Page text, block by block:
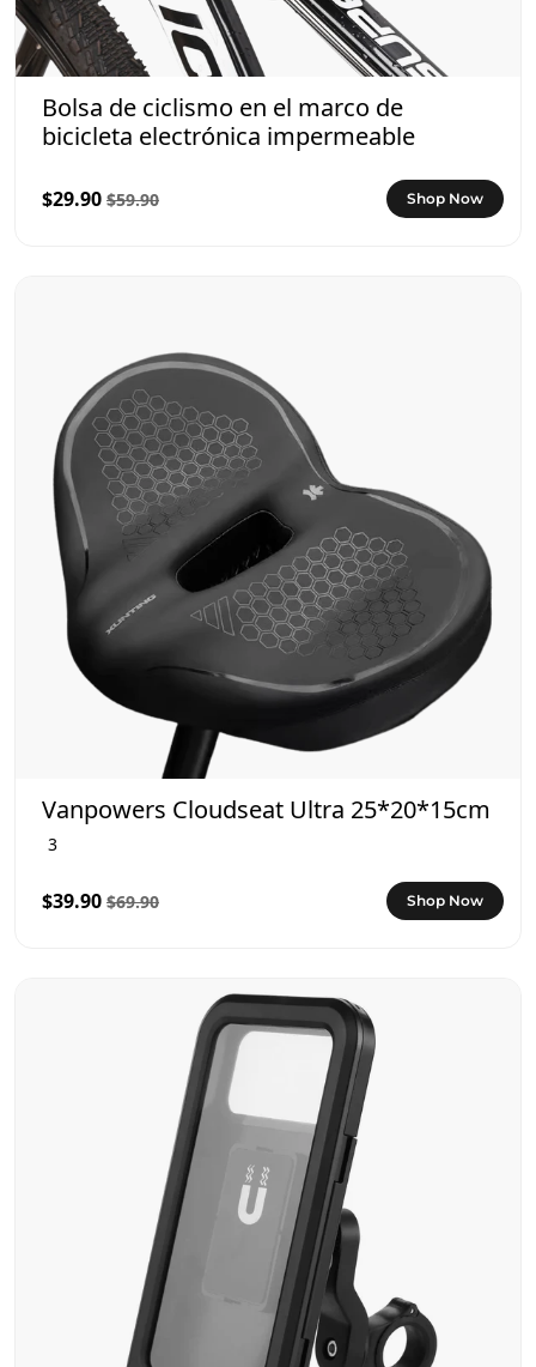
Bolsa de ciclismo en el marco de
bicicleta electrónica impermeable
$29.90 $59.90 Shop Now
Vanpowers Cloudseat Ultra 25*20*15cm
3
$39.90 $69.90 Shop Now